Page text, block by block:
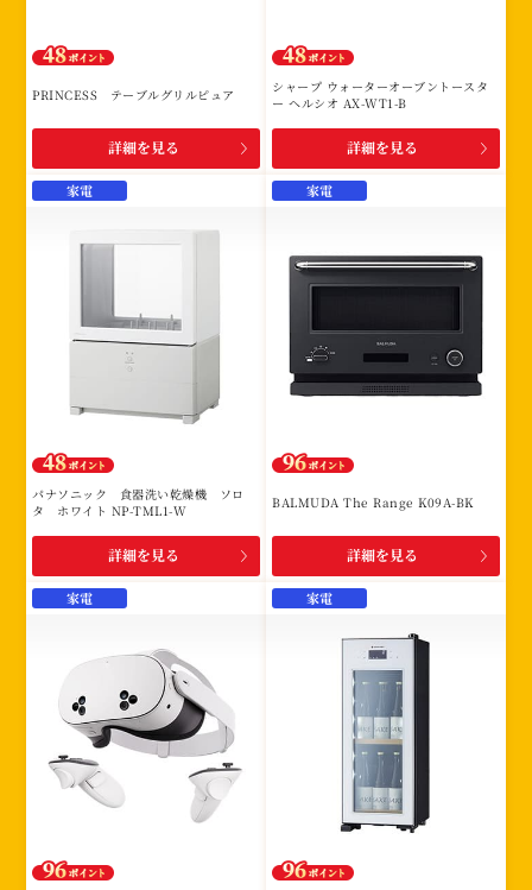
PRINCESS テーブルグリルピュア
詳細を見る
シャープ ウォーターオーブントースタ
ー ヘルシオ AX-WT1-B
詳細を見る
家電
パナソニック 食器洗い乾燥機 ソロ
タ ホワイト NP-TML1-W
詳細を見る
家電
BALMUDA The Range K09A-BK
詳細を見る
家電 家電